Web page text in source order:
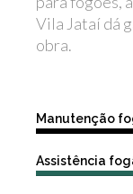
Vila Jataí dá
obra.
Manutenção
Assistência